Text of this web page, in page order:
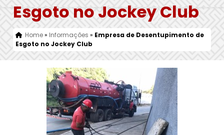
Esgoto no Jockey Club
Home» Informações » Empresa de Desentupimento de
Esgoto no Jockey Club